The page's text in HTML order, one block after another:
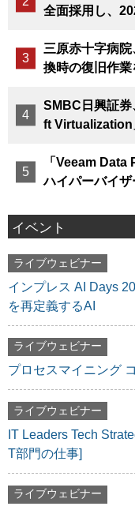
全面採用し、
三原赤十字病
換時の復旧作業
SMBC日興証
ft Virtualization
「Veeam
ハイパーバイ
イベント
ライブウェビナー
インプレス AI Days
を再定義するAI
ライブウェビナー
プロセスマイニング
ライブウェビナー
IT Leaders Tech
T部門の仕事]
ライブウェビナー